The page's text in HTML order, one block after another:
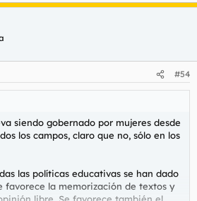
#54
siendo gobernado por mujeres desde
los campos, claro que no, sólo en los
las políticas educativas se han dado
favorece la memorización de textos y